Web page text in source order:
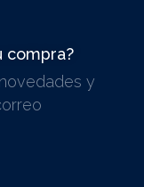
compra?
y